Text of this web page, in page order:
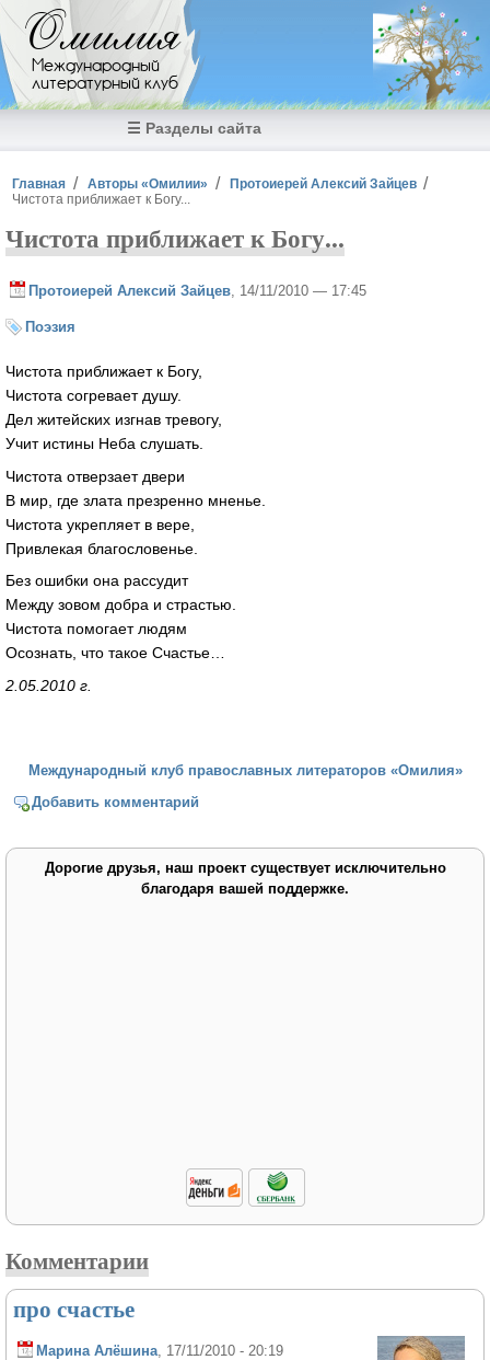
Перейти к основному содержанию
Омилия
Международный
литературный клуб
☰ Разделы сайта
Вы здесь
Главная Авторы «Омилии»
Протоиерей Алексий Зайцев
Чистота приближает к Богу...
Чистота приближает к Богу...
Протоиерей Алексий Зайцев , 14/11/2010 — 17:45
Поэзия
Чистота приближает к Богу,
Чистота согревает душу.
Дел житейских изгнав тревогу,
Учит истины Неба слушать.
Чистота отверзает двери
В мир, где злата презренно мненье.
Чистота укрепляет в вере,
Привлекая благословенье.
Без ошибки она рассудит
Между зовом добра и страстью.
Чистота помогает людям
Осознать, что такое Счастье…
2.05.2010 г.
Международный клуб православных литераторов «Омилия»
Добавить комментарий
Дорогие друзья, наш проект существует исключительно
благодаря вашей поддержке.
Комментарии
про счастье
Марина Алёшина , 17/11/2010 - 20:19